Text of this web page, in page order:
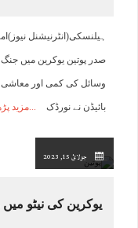
ہیلنسکی(انٹرنیشنل
صدر پوتین یوکرین میں
وسائل کی کمی اور معاشی
بائیڈن نے نورڈک مزید
جولائ 15, 2023
یوکرین کی نیٹو